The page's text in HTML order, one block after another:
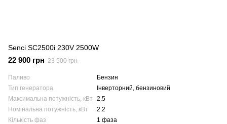
Senci SC2500i 230V 2500W
22 900 грн 23 500 грн
Паливо
Бензин
Тип генератора
Інверторний, бензиновий
Максимальна потужність, кВт
2.5
Номінальна потужність, кВт
2.2
Кількість фаз
1 фаза